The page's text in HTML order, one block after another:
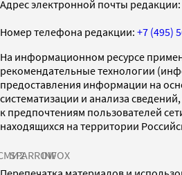
Адрес электронной почты редакции:
Номер телефона редакции: +7 (495)
На информационном ресурсе
рекомендательные технологии
предоставления информации на
систематизации и анализа
к предпочтениям пользователей
находящихся на территории
SPARROWINFOX